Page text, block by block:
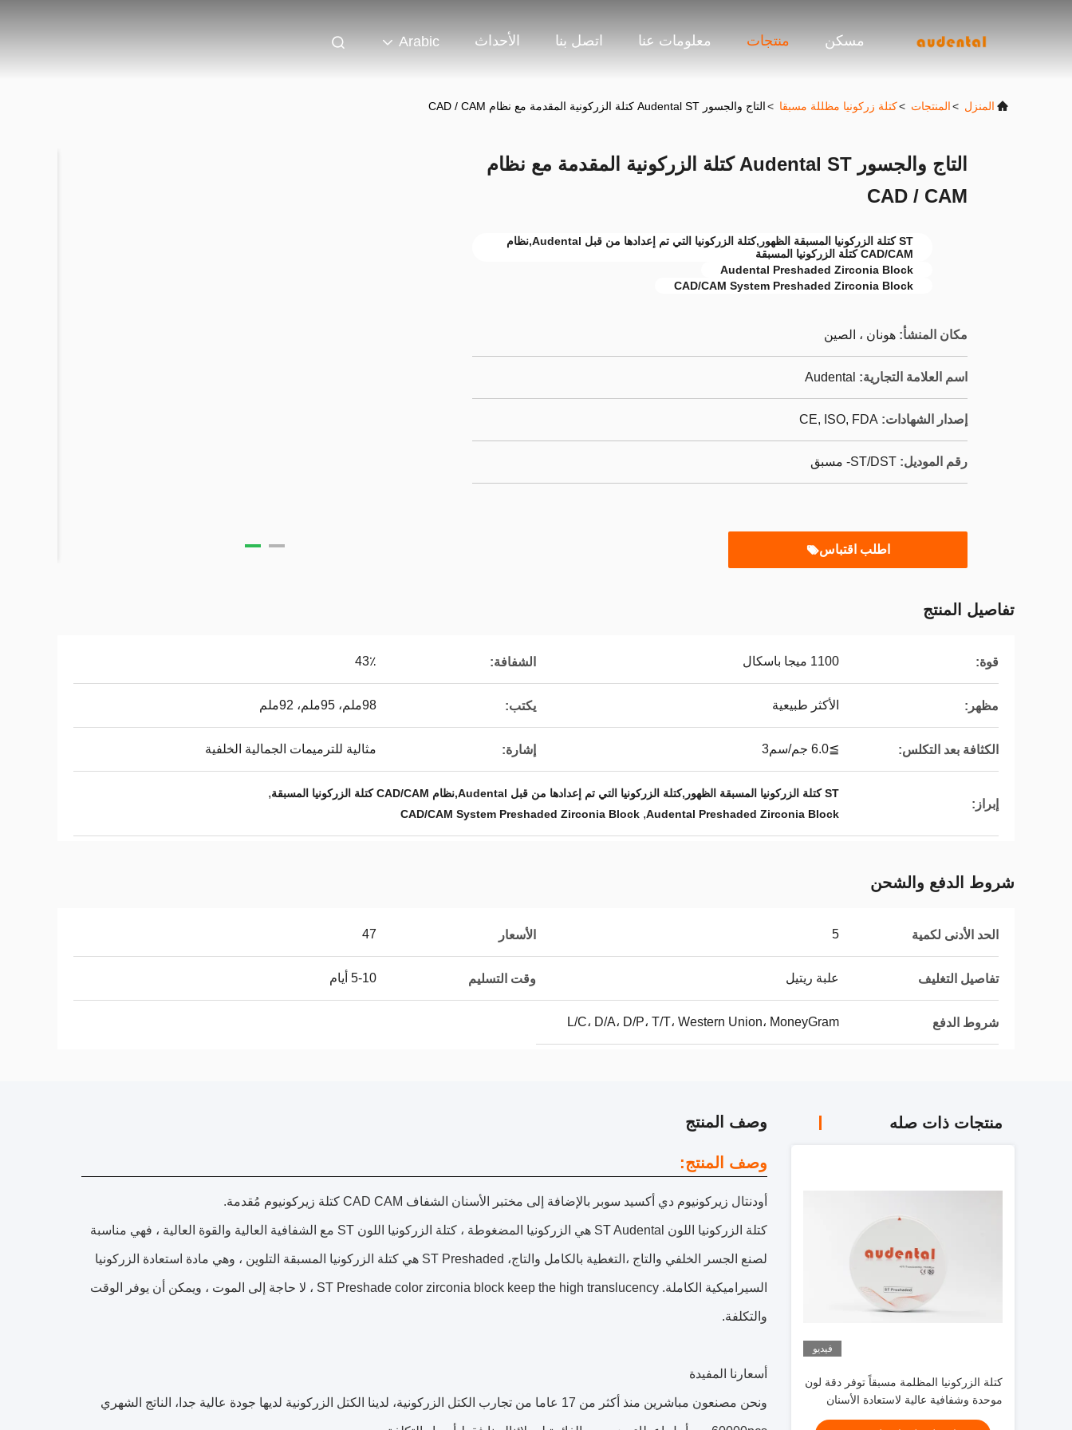
مسكن منتجات معلومات عنا اتصل بنا الأحداث Arabic
المنزل >المنتجات >كتلة زركونيا مظللة مسبقا >التاج والجسور Audental ST كتلة الزركونية المقدمة مع نظام CAD / CAM
التاج والجسور Audental ST كتلة الزركونية المقدمة مع نظام
CAD / CAM
ST كتلة الزركونيا المسبقة الظهور,كتلة الزركونيا التي تم إعدادها من قبل Audental,نظام
CAD/CAM كتلة الزركونيا المسبقة
Audental Preshaded Zirconia Block
CAD/CAM System Preshaded Zirconia Block
مكان المنشأ: هونان ، الصين
اسم العلامة التجارية: Audental
إصدار الشهادات: CE, ISO, FDA
رقم الموديل: ST/DST- مسبق
اطلب اقتباس
تفاصيل المنتج
قوة: 1100 ميجا باسكال الشفافة: 43٪
مظهر: الأكثر طبيعية يكتب: 98ملم، 95ملم، 92ملم
الكثافة بعد التكلس: ≧6.0 جم/سم3 إشارة: مثالية للترميمات الجمالية الخلفية
إبراز:
ST كتلة الزركونيا المسبقة الظهور,كتلة الزركونيا التي تم إعدادها من قبل Audental,نظام CAD/CAM كتلة الزركونيا المسبقة ,
Audental Preshaded Zirconia Block
,
CAD/CAM System Preshaded Zirconia Block
شروط الدفع والشحن
الحد الأدنى لكمية 5 الأسعار 47
تفاصيل التغليف علبة ريتيل وقت التسليم 5-10 أيام
شروط الدفع L/C، D/A، D/P، T/T، Western Union، MoneyGram
منتجات ذات صله
فيديو
كتلة الزركونيا المظلمة مسبقاً توفر دقة لون
موحدة وشفافية عالية لاستعادة الأسنان
الطبيعية
وصف المنتج
وصف المنتج:
أودنتال زيركونيوم دي أكسيد سوبر بالإضافة إلى مختبر الأسنان الشفاف CAD CAM كتلة زيركونيوم مُقدمة.
كتلة الزركونيا اللون ST Audental هي الزركونيا المضغوطة ، كتلة الزركونيا اللون ST مع الشفافية العالية والقوة العالية ، فهي مناسبة
لصنع الجسر الخلفي والتاج ،التغطية بالكامل والتاج، ST Preshaded هي كتلة الزركونيا المسبقة التلوين ، وهي مادة استعادة الزركونيا
السيراميكية الكاملة. ST Preshade color zirconia block keep the high translucency ، لا حاجة إلى الموت ، ويمكن أن يوفر الوقت
والتكلفة.
أسعارنا المفيدة
ونحن مصنعون مباشرين منذ أكثر من 17 عاما من تجارب الكتل الزركونية، لدينا الكتل الزركونية لديها جودة عالية جدا، الناتج الشهري